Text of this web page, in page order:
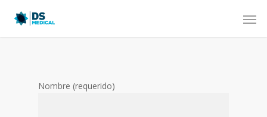
Nombre (requerido)